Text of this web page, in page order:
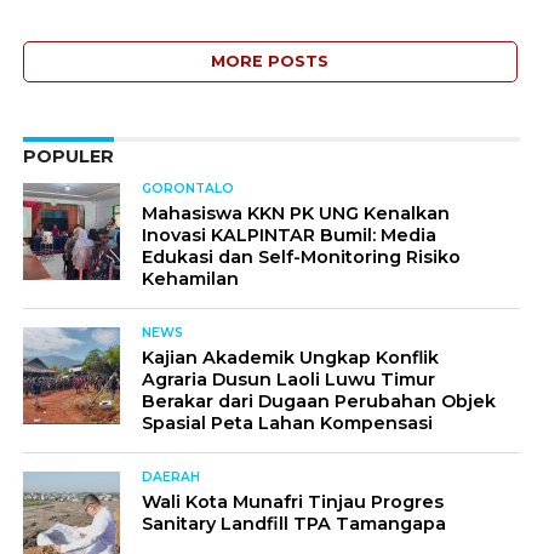
MORE POSTS
POPULER
GORONTALO
Mahasiswa KKN PK UNG Kenalkan
Inovasi KALPINTAR Bumil: Media
Edukasi dan Self-Monitoring Risiko
Kehamilan
NEWS
Kajian Akademik Ungkap Konflik
Agraria Dusun Laoli Luwu Timur
Berakar dari Dugaan Perubahan Objek
Spasial Peta Lahan Kompensasi
DAERAH
Wali Kota Munafri Tinjau Progres
Sanitary Landfill TPA Tamangapa